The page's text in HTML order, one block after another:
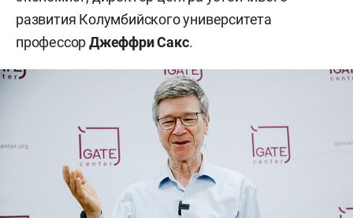
развития Колумбийского университета
профессорДжеффри Сакс.